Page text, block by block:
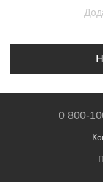
0 800-